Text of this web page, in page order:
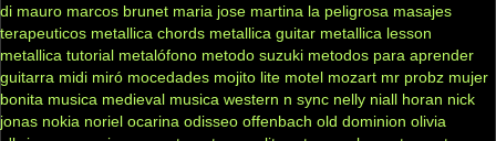
di mauro marcos brunet maria jose martina la peligrosa masajes
terapeuticos metallica chords metallica guitar metallica lesson
metallica tutorial metalófono metodo suzuki metodos para aprender
guitarra midi miró mocedades mojito lite motel mozart mr probz mujer
bonita musica medieval musica western n sync nelly niall horan nick
jonas nokia noriel ocarina odisseo offenbach old dominion olivia